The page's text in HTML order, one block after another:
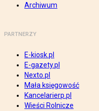
Archiwum
PARTNERZY
E-kiosk.pl
E-gazety.pl
Nexto.pl
Mała księgowość
Kancelarierp.pl
Wieści Rolnicze